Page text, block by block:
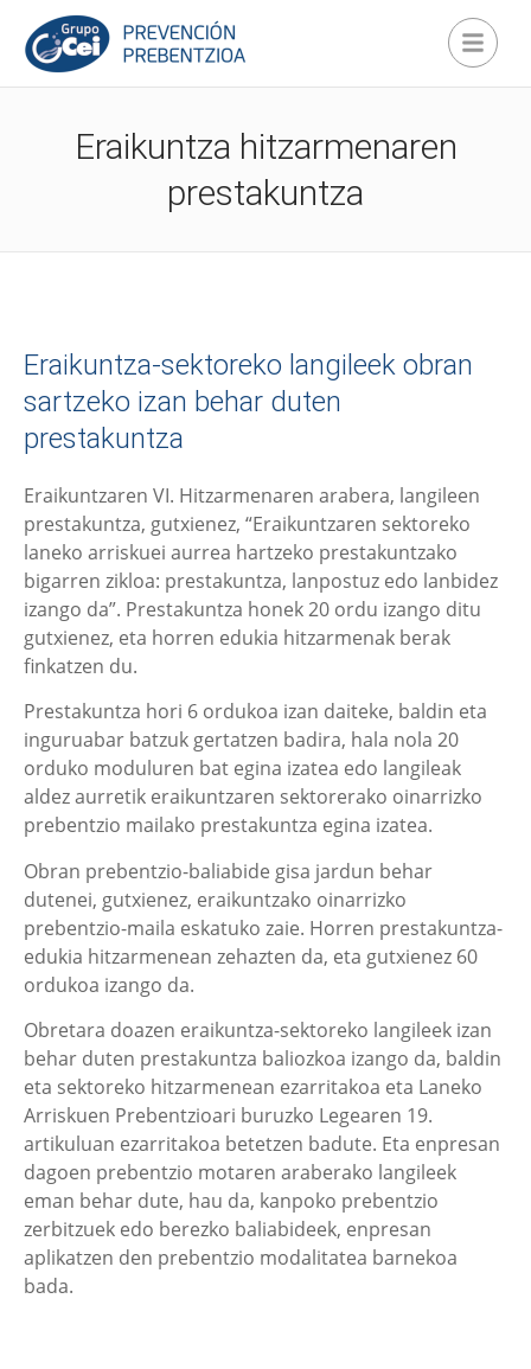
Eraikuntza hitzarmenaren
prestakuntza
Eraikuntza-sektoreko langileek obran
sartzeko izan behar duten
prestakuntza
Eraikuntzaren VI. Hitzarmenaren arabera, langileen
prestakuntza, gutxienez, “Eraikuntzaren sektoreko
laneko arriskuei aurrea hartzeko prestakuntzako
bigarren zikloa: prestakuntza, lanpostuz edo lanbidez
izango da”. Prestakuntza honek 20 ordu izango ditu
gutxienez, eta horren edukia hitzarmenak berak
finkatzen du.
Prestakuntza hori 6 ordukoa izan daiteke, baldin eta
inguruabar batzuk gertatzen badira, hala nola 20
orduko moduluren bat egina izatea edo langileak
aldez aurretik eraikuntzaren sektorerako oinarrizko
prebentzio mailako prestakuntza egina izatea.
Obran prebentzio-baliabide gisa jardun behar
dutenei, gutxienez, eraikuntzako oinarrizko
prebentzio-maila eskatuko zaie. Horren prestakuntza-
edukia hitzarmenean zehazten da, eta gutxienez 60
ordukoa izango da.
Obretara doazen eraikuntza-sektoreko langileek izan
behar duten prestakuntza baliozkoa izango da, baldin
eta sektoreko hitzarmenean ezarritakoa eta Laneko
Arriskuen Prebentzioari buruzko Legearen 19.
artikuluan ezarritakoa betetzen badute. Eta enpresan
dagoen prebentzio motaren araberako langileek
eman behar dute, hau da, kanpoko prebentzio
zerbitzuek edo berezko baliabideek, enpresan
aplikatzen den prebentzio modalitatea barnekoa
bada.